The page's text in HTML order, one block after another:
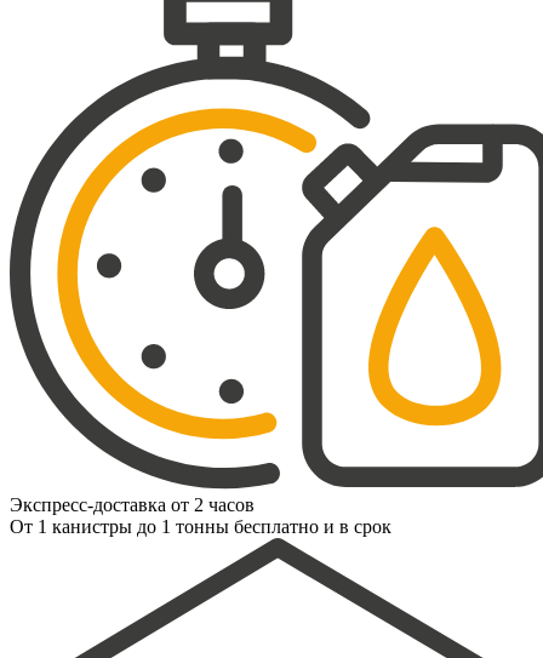
Экспресс-доставка от 2 часов
От 1 канистры до 1 тонны бесплатно и в срок